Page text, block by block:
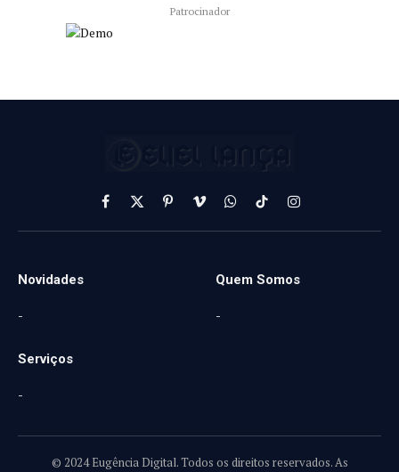
Patrocinador
Facebook
X
(Twitter)
PinterestVimeoWhatsApp
TikTokInstagram
Novidades
-
Quem Somos
-
Serviços
-
© 2024 Eugência Digital. Todos os direitos reservados. As